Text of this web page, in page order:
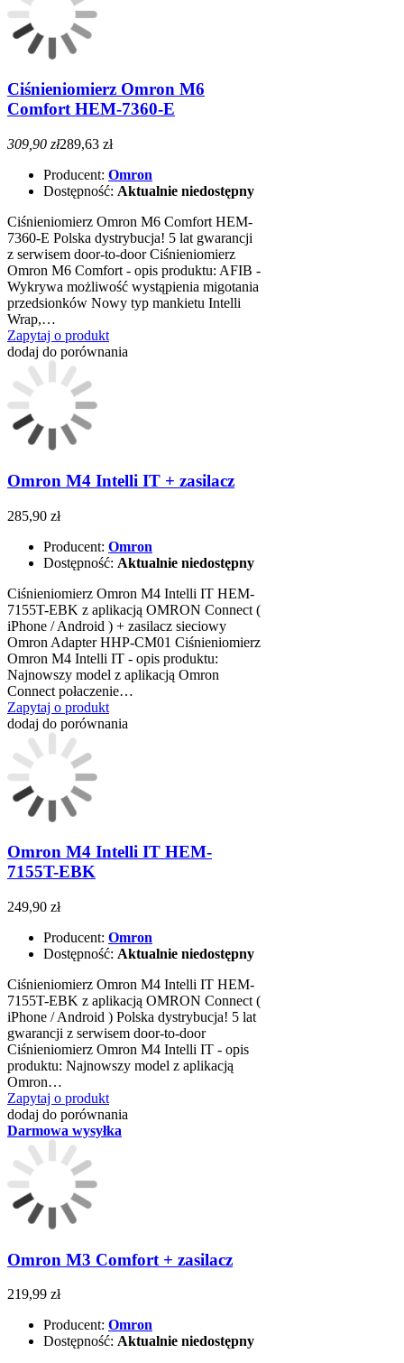
Ciśnieniomierz Omron M6
Comfort HEM-7360-E
309,90 zł289,63 zł
Producent: Omron
Dostępność: Aktualnie niedostępny
Ciśnieniomierz Omron M6 Comfort HEM-
7360-E Polska dystrybucja! 5 lat gwarancji
z serwisem door-to-door Ciśnieniomierz
Omron M6 Comfort - opis produktu: AFIB -
Wykrywa możliwość wystąpienia migotania
przedsionków Nowy typ mankietu Intelli
Wrap,…
Zapytaj o produkt
dodaj do porównania
Omron M4 Intelli IT + zasilacz
285,90 zł
Producent: Omron
Dostępność: Aktualnie niedostępny
Ciśnieniomierz Omron M4 Intelli IT HEM-
7155T-EBK z aplikacją OMRON Connect (
iPhone / Android ) + zasilacz sieciowy
Omron Adapter HHP-CM01 Ciśnieniomierz
Omron M4 Intelli IT - opis produktu:
Najnowszy model z aplikacją Omron
Connect połaczenie…
Zapytaj o produkt
dodaj do porównania
Omron M4 Intelli IT HEM-
7155T-EBK
249,90 zł
Producent: Omron
Dostępność: Aktualnie niedostępny
Ciśnieniomierz Omron M4 Intelli IT HEM-
7155T-EBK z aplikacją OMRON Connect (
iPhone / Android ) Polska dystrybucja! 5 lat
gwarancji z serwisem door-to-door
Ciśnieniomierz Omron M4 Intelli IT - opis
produktu: Najnowszy model z aplikacją
Omron…
Zapytaj o produkt
dodaj do porównania
Darmowa wysyłka
Omron M3 Comfort + zasilacz
219,99 zł
Producent: Omron
Dostępność: Aktualnie niedostępny